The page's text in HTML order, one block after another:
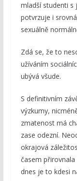
mladší studenti s
potvrzuje i
sexuálně
Zdá se, že to
užíváním
ubývá všude.
S definitivním
výzkumy,
zmatenost má
zase odezní.
okrajová
časem
dnes je to kdesi